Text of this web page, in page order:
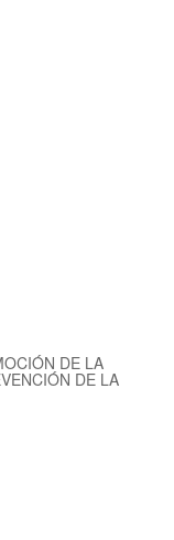
DE LA
DE LA